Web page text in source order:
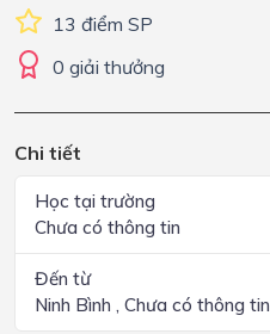
13 điểm SP
0 giải thưởng
Chi tiết
Học tại trường
Chưa có thông tin
Đến từ
Ninh Bình , Chưa có thông tin